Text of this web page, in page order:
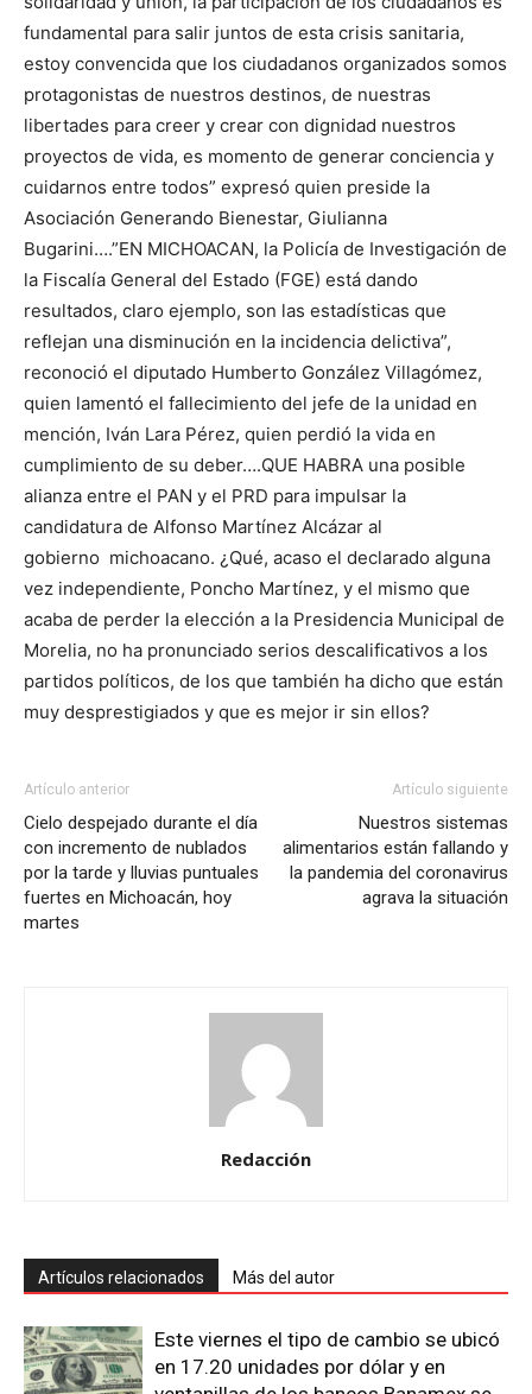
fundamental para salir juntos de esta crisis sanitaria,
estoy convencida que los ciudadanos organizados somos
protagonistas de nuestros destinos, de nuestras
libertades para creer y crear con dignidad nuestros
proyectos de vida, es momento de generar conciencia y
cuidarnos entre todos” expresó quien preside la
Asociación Generando Bienestar, Giulianna
Bugarini….”EN MICHOACAN, la Policía de Investigación de
la Fiscalía General del Estado (FGE) está dando
resultados, claro ejemplo, son las estadísticas que
reflejan una disminución en la incidencia delictiva”,
reconoció el diputado Humberto González Villagómez,
quien lamentó el fallecimiento del jefe de la unidad en
mención, Iván Lara Pérez, quien perdió la vida en
cumplimiento de su deber….QUE HABRA una posible
alianza entre el PAN y el PRD para impulsar la
candidatura de Alfonso Martínez Alcázar al
gobierno michoacano. ¿Qué, acaso el declarado alguna
vez independiente, Poncho Martínez, y el mismo que
acaba de perder la elección a la Presidencia Municipal de
Morelia, no ha pronunciado serios descalificativos a los
partidos políticos, de los que también ha dicho que están
muy desprestigiados y que es mejor ir sin ellos?
Artículo anterior
Cielo despejado durante el día
con incremento de nublados
por la tarde y lluvias puntuales
fuertes en Michoacán, hoy
martes
Artículo siguiente
Nuestros sistemas
alimentarios están fallando y
la pandemia del coronavirus
agrava la situación
Redacción
Artículos relacionados Más del autor
Este viernes el tipo de cambio se ubicó
en 17.20 unidades por dólar y en